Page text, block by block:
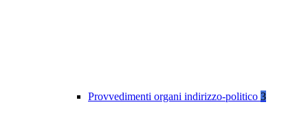
Provvedimenti organi indirizzo-politico 3